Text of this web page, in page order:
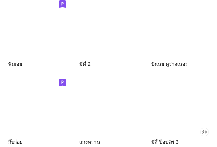
พิมเอย มีดี้ 2 ปังเนย ดูว่างเนอะ
กิ๊บก๋อย แกงหวาน มีดี้ ป๊อปอัพ 3